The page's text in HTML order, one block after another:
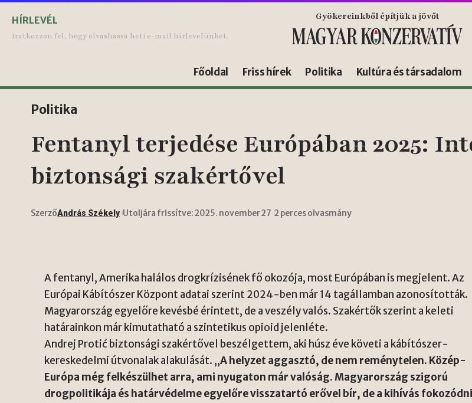
HÍRLEVÉL
Iratkozzon fel, hogy olvashassa heti e-mail hírlevelünket.
Gyökereinkből építjük a jövőt
Főoldal Friss hírek Politika Kultúra és társadalom
Politika
Fentanyl terjedése Európában 2025:
biztonsági szakértővel
SzerzőAndrás Székely Utoljára frissítve: 2025. november 27 2 perces olvasmány
A fentanyl, Amerika halálos drogkrízisének fő okozója, most Európában is megjelent. Az
Európai Kábítószer Központ adatai szerint 2024-ben már 14 tagállamban azonosították.
Magyarország egyelőre kevésbé érintett, de a veszély valós. Szakértők szerint a keleti
határainkon már kimutatható a szintetikus opioid jelenléte.
Andrej Protić biztonsági szakértővel beszélgettem, aki húsz éve követi a kábítószer-
kereskedelmi útvonalak alakulását. „A helyzet aggasztó, de nem reménytelen. Közép-
Európa még felkészülhet arra, ami nyugaton már valóság. Magyarország szigorú
drogpolitikája és határvédelme egyelőre visszatartó erővel bír, de a kihívás fokozódni